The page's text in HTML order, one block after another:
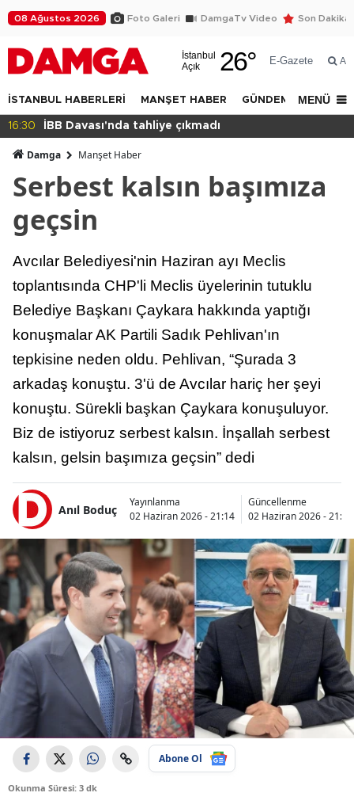
08 Ağustos 2026 Foto Galeri DamgaTv Video Son Dakika
İstanbul
Açık
26° E-Gazete Ara
İSTANBUL HABERLERİ MANŞET HABER GÜNDEM DÜNYA
MENÜ
14:32 Beylikdüzü Yakuplu'da daralan sokak tepkisi!
Damga Manşet Haber
Serbest kalsın başımıza
geçsin
Avcılar Belediyesi'nin Haziran ayı Meclis
toplantısında CHP'li Meclis üyelerinin tutuklu
Belediye Başkanı Çaykara hakkında yaptığı
konuşmalar AK Partili Sadık Pehlivan'ın
tepkisine neden oldu. Pehlivan, “Şurada 3
arkadaş konuştu. 3'ü de Avcılar hariç her şeyi
konuştu. Sürekli başkan Çaykara konuşuluyor.
Biz de istiyoruz serbest kalsın. İnşallah serbest
kalsın, gelsin başımıza geçsin” dedi
Anıl Boduç
Yayınlanma
02 Haziran 2026 - 21:14
Güncellenme
02 Haziran 2026 - 21:29
Abone Ol
Okunma Süresi: 3 dk